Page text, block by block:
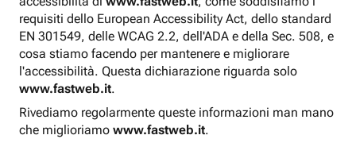
requisiti dello European Accessibility Act, dello standard
EN 301549, delle WCAG 2.2, dell'ADA e della Sec. 508, e
cosa stiamo facendo per mantenere e migliorare
l'accessibilità. Questa dichiarazione riguarda solo
www.fastweb.it.
Rivediamo regolarmente queste informazioni man mano
che miglioriamo www.fastweb.it.